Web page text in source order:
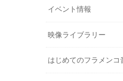
イベント情報
映像ライブラリー
はじめてのフラメンコ